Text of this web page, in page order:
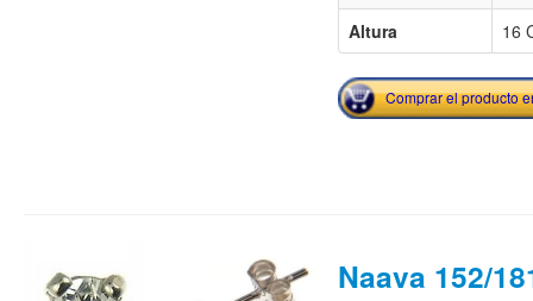
Altura
16
Comprar el producto
Naava 152/